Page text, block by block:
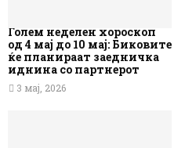
Голем неделен хороскоп
од 4 мај до 10 мај: Биковите
ќе планираат заедничка
иднина со партнерот
3 мај, 2026